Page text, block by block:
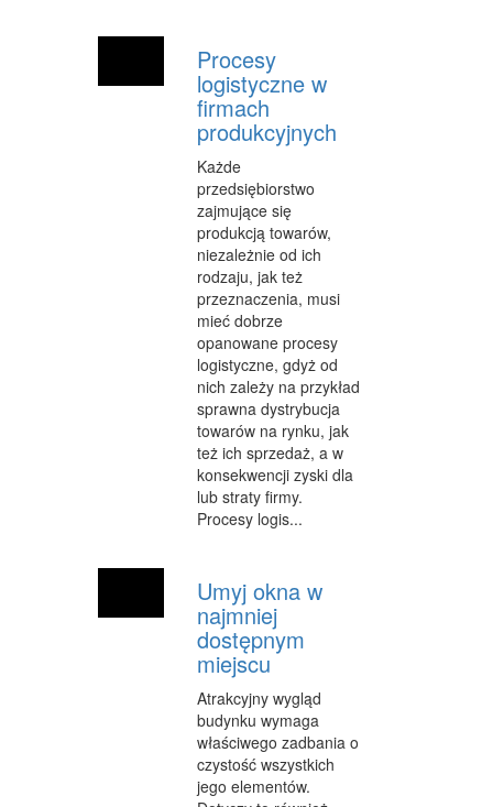
SPRZĘT MEDYCZNY
WEB
OPROGRAMOWANIE
KONTAKT
Procesy
logistyczne w
firmach
produkcyjnych
Każde
przedsiębiorstwo
zajmujące się
produkcją towarów,
niezależnie od ich
rodzaju, jak też
przeznaczenia, musi
mieć dobrze
opanowane procesy
logistyczne, gdyż od
nich zależy na przykład
sprawna dystrybucja
towarów na rynku, jak
też ich sprzedaż, a w
konsekwencji zyski dla
lub straty firmy.
Procesy logis...
Umyj okna w
najmniej
dostępnym
miejscu
Atrakcyjny wygląd
budynku wymaga
właściwego zadbania o
czystość wszystkich
jego elementów.